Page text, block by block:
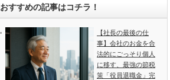
おすすめの記事はコチラ！
【社長の最後の仕
事】会社のお金を合
法的にごっそり個人
に移す、最強の節税
策「役員退職金」完